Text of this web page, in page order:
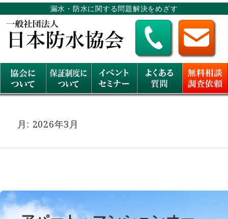
漏水・防水に関する問題解決をめざす
月: 2026年3月